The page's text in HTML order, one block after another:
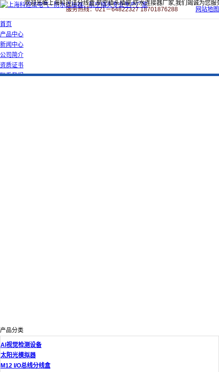
欢迎光临上海科迎法分线盒,航空插头插座,防水连接器厂家,我们竭诚为您服
服务热线：021－64822327 18701876288
网站地图
首页
产品中心
新闻中心
公司简介
资质证书
联系我们
产品分类
AI视觉检测设备
太阳光模拟器
M12 I/O总线分线盒